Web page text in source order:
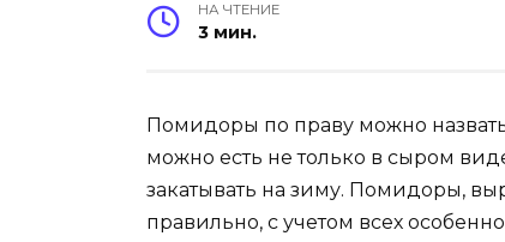
НА ЧТЕНИЕ
3 мин.
Помидоры по праву можно
можно есть не только в сыром
закатывать на зиму. Помидоры,
правильно, с учетом всех